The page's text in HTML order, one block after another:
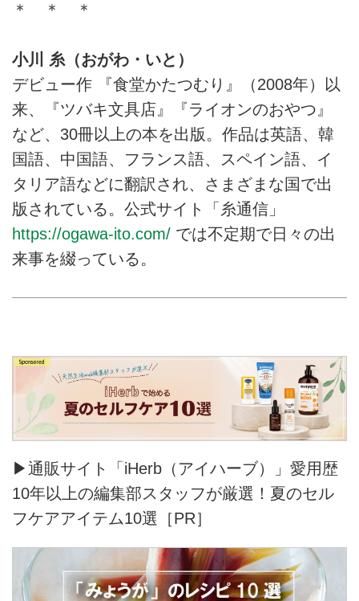
＊ ＊ ＊
小川 糸（おがわ・いと）
デビュー作 『食堂かたつむり』（2008年）以
来、『ツバキ文具店』『ライオンのおやつ』
など、30冊以上の本を出版。作品は英語、韓
国語、中国語、フランス語、スペイン語、イ
タリア語などに翻訳され、さまざまな国で出
版されている。公式サイト「糸通信」
https://ogawa-ito.com/ では不定期で日々の出
来事を綴っている。
▶通販サイト「iHerb（アイハーブ）」愛用歴
10年以上の編集部スタッフが厳選！夏のセル
フケアアイテム10選［PR］